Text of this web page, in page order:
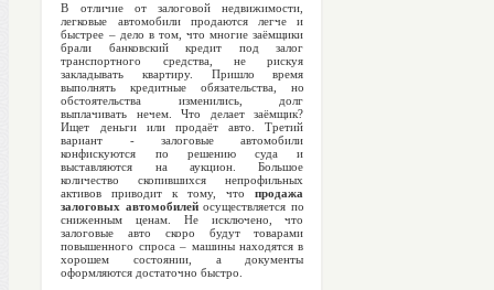
В отличие от залоговой недвижимости,
легковые автомобили продаются легче и
быстрее – дело в том, что многие заёмщики
брали банковский кредит под залог
транспортного средства, не рискуя
закладывать квартиру. Пришло время
выполнять кредитные обязательства, но
обстоятельства изменились, долг
выплачивать нечем. Что делает заёмщик?
Ищет деньги или продаёт авто. Третий
вариант - залоговые автомобили
конфискуются по решению суда и
выставляются на аукцион. Большое
количество скопившихся непрофильных
активов приводит к тому, чтопродажа
залоговых автомобилейосуществляется по
сниженным ценам. Не исключено, что
залоговые авто скоро будут товарами
повышенного спроса – машины находятся в
хорошем состоянии, а документы
оформляются достаточно быстро.